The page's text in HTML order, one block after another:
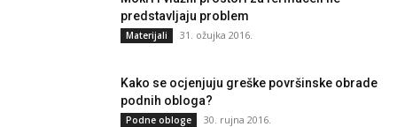
predstavljaju problem
Materijali 31. ožujka 2016.
Kako se ocjenjuju greške površinske obrade
podnih obloga?
Podne obloge 30. rujna 2016.